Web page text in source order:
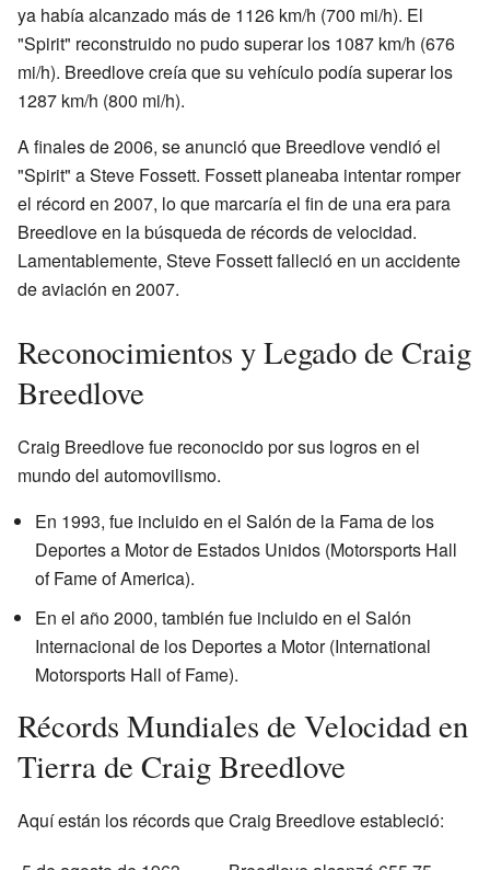
ya había alcanzado más de 1126 km/h (700 mi/h). El
"Spirit" reconstruido no pudo superar los 1087 km/h (676
mi/h). Breedlove creía que su vehículo podía superar los
1287 km/h (800 mi/h).
A finales de 2006, se anunció que Breedlove vendió el
"Spirit" a Steve Fossett. Fossett planeaba intentar romper
el récord en 2007, lo que marcaría el fin de una era para
Breedlove en la búsqueda de récords de velocidad.
Lamentablemente, Steve Fossett falleció en un accidente
de aviación en 2007.
Reconocimientos y Legado de Craig
Breedlove
Craig Breedlove fue reconocido por sus logros en el
mundo del automovilismo.
En 1993, fue incluido en el Salón de la Fama de los
Deportes a Motor de Estados Unidos (Motorsports Hall
of Fame of America).
En el año 2000, también fue incluido en el Salón
Internacional de los Deportes a Motor (International
Motorsports Hall of Fame).
Récords Mundiales de Velocidad en
Tierra de Craig Breedlove
Aquí están los récords que Craig Breedlove estableció: